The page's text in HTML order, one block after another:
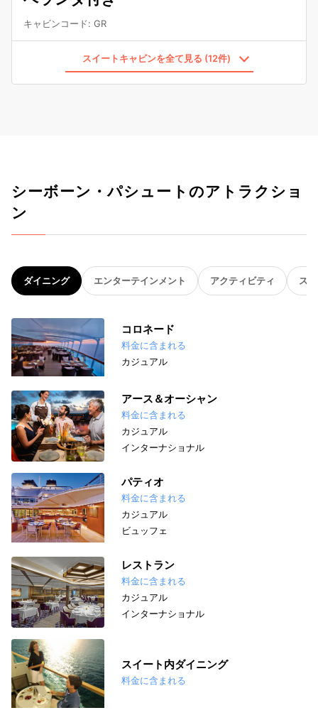
キャビンコード: GR
スイートキャビンを全て見る (12件)
シーボーン・パシュートのアトラクショ
ン
ダイニング エンターテインメント アクティビティ ス
コロネード
料金に含まれる
カジュアル
アース＆オーシャン
料金に含まれる
カジュアル
インターナショナル
パティオ
料金に含まれる
カジュアル
ビュッフェ
レストラン
料金に含まれる
カジュアル
インターナショナル
スイート内ダイニング
料金に含まれる